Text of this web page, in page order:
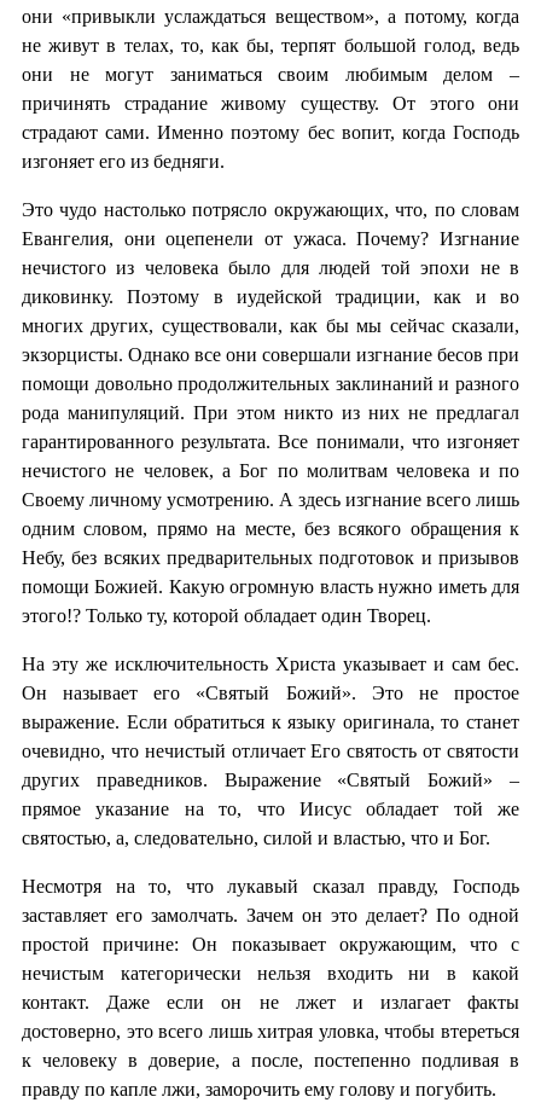
они «привыкли услаждаться веществом», а потому, когда
не живут в телах, то, как бы, терпят большой голод, ведь
они не могут заниматься своим любимым делом –
причинять страдание живому существу. От этого они
страдают сами. Именно поэтому бес вопит, когда Господь
изгоняет его из бедняги.
Это чудо настолько потрясло окружающих, что, по словам
Евангелия, они оцепенели от ужаса. Почему? Изгнание
нечистого из человека было для людей той эпохи не в
диковинку. Поэтому в иудейской традиции, как и во
многих других, существовали, как бы мы сейчас сказали,
экзорцисты. Однако все они совершали изгнание бесов при
помощи довольно продолжительных заклинаний и разного
рода манипуляций. При этом никто из них не предлагал
гарантированного результата. Все понимали, что изгоняет
нечистого не человек, а Бог по молитвам человека и по
Своему личному усмотрению. А здесь изгнание всего лишь
одним словом, прямо на месте, без всякого обращения к
Небу, без всяких предварительных подготовок и призывов
помощи Божией. Какую огромную власть нужно иметь для
этого!? Только ту, которой обладает один Творец.
На эту же исключительность Христа указывает и сам бес.
Он называет его «Святый Божий». Это не простое
выражение. Если обратиться к языку оригинала, то станет
очевидно, что нечистый отличает Его святость от святости
других праведников. Выражение «Святый Божий» –
прямое указание на то, что Иисус обладает той же
святостью, а, следовательно, силой и властью, что и Бог.
Несмотря на то, что лукавый сказал правду, Господь
заставляет его замолчать. Зачем он это делает? По одной
простой причине: Он показывает окружающим, что с
нечистым категорически нельзя входить ни в какой
контакт. Даже если он не лжет и излагает факты
достоверно, это всего лишь хитрая уловка, чтобы втереться
к человеку в доверие, а после, постепенно подливая в
правду по капле лжи, заморочить ему голову и погубить.